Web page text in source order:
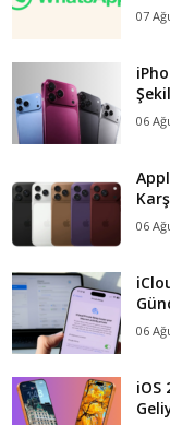
07
06
06
06
iOS